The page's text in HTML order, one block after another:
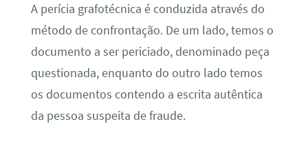
A perícia grafotécnica é conduzida através do
método de confrontação. De um lado, temos o
documento a ser periciado, denominado peça
questionada, enquanto do outro lado temos
os documentos contendo a escrita autêntica
da pessoa suspeita de fraude.